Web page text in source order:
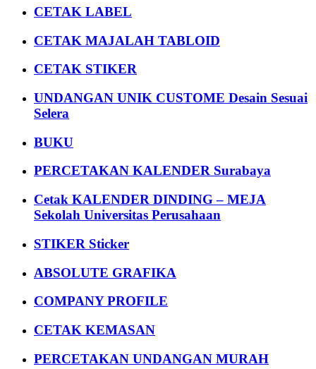
CETAK LABEL
CETAK MAJALAH TABLOID
CETAK STIKER
UNDANGAN UNIK CUSTOME Desain Sesuai
Selera
BUKU
PERCETAKAN KALENDER Surabaya
Cetak KALENDER DINDING – MEJA
Sekolah Universitas Perusahaan
STIKER Sticker
ABSOLUTE GRAFIKA
COMPANY PROFILE
CETAK KEMASAN
PERCETAKAN UNDANGAN MURAH